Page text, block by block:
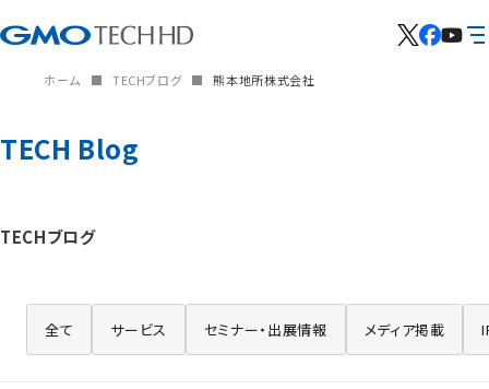
ホーム TECHブログ 熊本地所株式会社
TECH Blog
TECHブログ
全て サービス セミナー・出展情報 メディア掲載